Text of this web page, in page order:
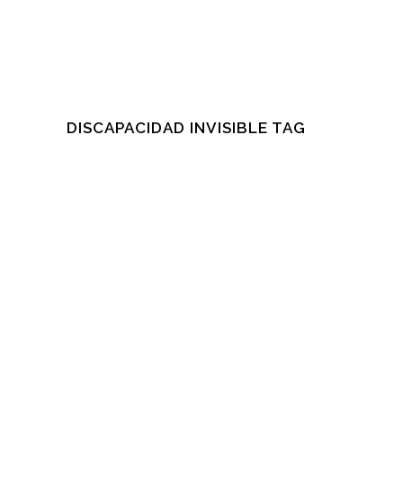
DISCAPACIDAD INVISIBLE TAG